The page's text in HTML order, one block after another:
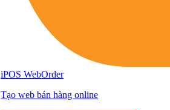
iPOS WebOrder
Tạo web bán hàng online